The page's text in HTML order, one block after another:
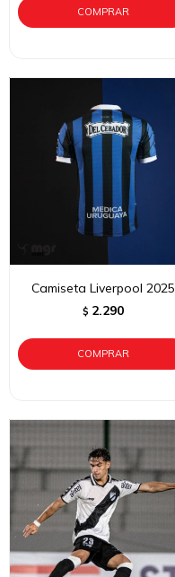
Camiseta Liverpool 2025
$ 2.290